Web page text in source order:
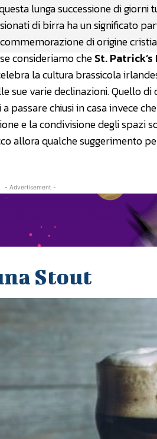
lunga successione di giorni
di birra ha un significato
di origine
consideriamo cheSt.
la cultura brassicola
sue varie declinazioni. Quello di
chiusi in casa invece
e la condivisione degli spazi
allora qualche suggerimento
- Advertisement -
Stout